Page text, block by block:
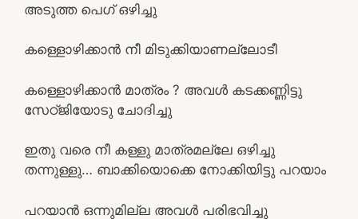
അടുത്ത പെഗ് ഒഴിച്ചു
കള്ളൊഴിക്കാൻ നീ മിടുക്കിയാണല്ലോടീ
കള്ളൊഴിക്കാൻ മാത്രം ? അവൾ കടക്കണ്ണിട്ടു
സേഠ്ജിയോടു ചോദിച്ചു
ഇതു വരെ നീ കള്ളു മാത്രമല്ലേ ഒഴിച്ചു
തന്നുള്ളു… ബാക്കിയൊക്കെ നോക്കിയിട്ടു പറയാം
പറയാൻ ഒന്നുമില്ല അവൾ പരിഭവിച്ചു